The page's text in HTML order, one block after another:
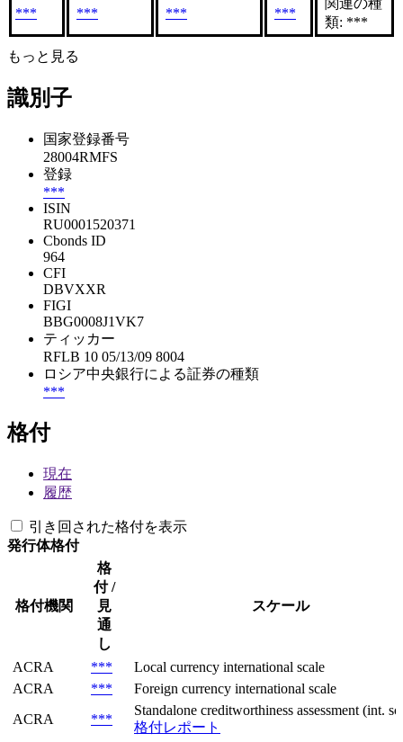
*** *** *** ***
類: ***
もっと見る
識別子
国家登録番号
28004RMFS
登録
***
ISIN
RU0001520371
Cbonds ID
964
CFI
DBVXXR
FIGI
BBG0008J1VK7
ティッカー
RFLB 10 05/13/09 8004
ロシア中央銀行による証券の種類
***
格付
現在
履歴
引き回された格付を表示
発行体格付
格付機関
格
付 /
見
通
し
スケール
ACRA ***
Local currency international scale
ACRA
***
Foreign currency international scale
ACRA
***
Standalone creditworthiness assessment (int.
格付レポート